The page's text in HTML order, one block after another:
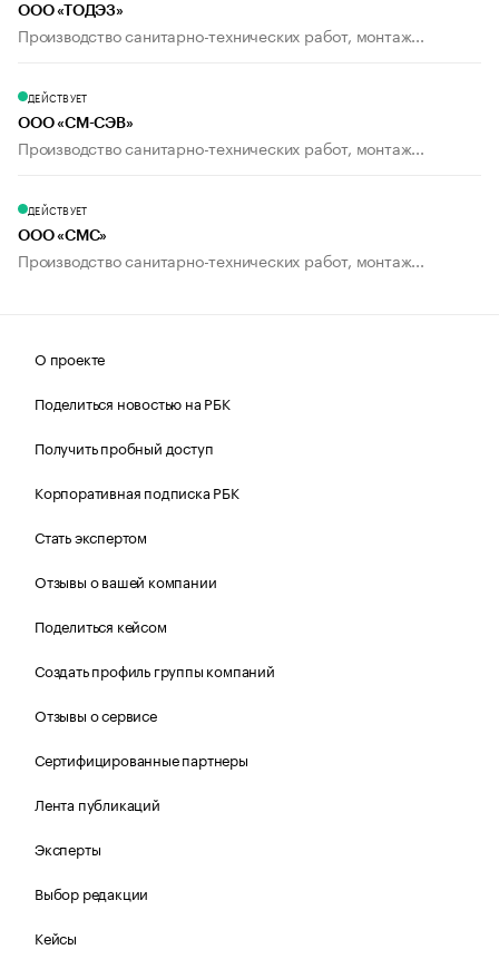
ООО «ТОДЭЗ»
Производство санитарно-технических работ, монтаж...
ДЕЙСТВУЕТ
ООО «СМ-СЭВ»
Производство санитарно-технических работ, монтаж...
ДЕЙСТВУЕТ
ООО «СМС»
Производство санитарно-технических работ, монтаж...
О проекте
Поделиться новостью на РБК
Получить пробный доступ
Корпоративная подписка РБК
Стать экспертом
Отзывы о вашей компании
Поделиться кейсом
Создать профиль группы компаний
Отзывы о сервисе
Сертифицированные партнеры
Лента публикаций
Эксперты
Выбор редакции
Кейсы